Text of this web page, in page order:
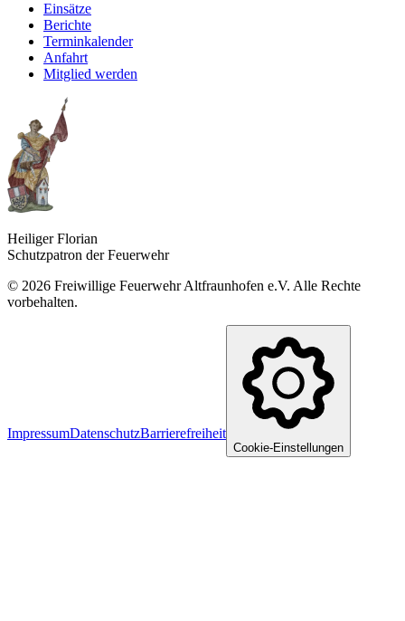
Einsätze
Berichte
Terminkalender
Anfahrt
Mitglied werden
Heiliger Florian
Schutzpatron der Feuerwehr
© 2026 Freiwillige Feuerwehr Altfraunhofen e.V. Alle Rechte
vorbehalten.
ImpressumDatenschutzBarrierefreiheit
Cookie-Einstellungen